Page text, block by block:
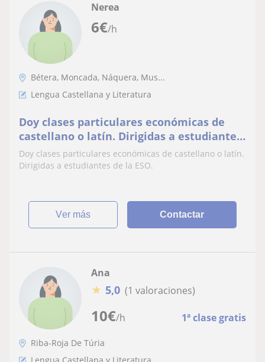
6€/h
Nerea
Bétera, Moncada, Náquera, Mus...
Lengua Castellana y Literatura
Doy clases particulares económicas de
castellano o latín. Dirigidas a estudiantes
de la ESO
Doy clases particulares económicas de castellano o latín.
Dirigidas a estudiantes de la ESO.
ver más Contactar
10€/h 1ª clase gratis
Ana
★ 5,0 (1 valoraciones)
Riba-Roja De Túria